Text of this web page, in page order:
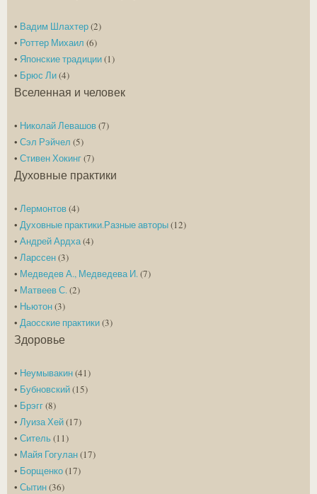
• Вадим Шлахтер(2)
• Роттер Михаил (6)
• Японские традиции(1)
• Брюс Ли(4)
Вселенная и человек
• Николай Левашов(7)
• Сэл Рэйчел (5)
• Стивен Хокинг(7)
Духовные практики
• Лермонтов(4)
• Духовные практики.Разные авторы(12)
• Андрей Ардха(4)
• Ларссен(3)
• Медведев А., Медведева И. (7)
• Матвеев С. (2)
• Ньютон(3)
• Даосские практики(3)
Здоровье
• Неумывакин(41)
• Бубновский(15)
• Брэгг(8)
• Луиза Хей(17)
• Ситель(11)
• Майя Гогулан(17)
• Борщенко(17)
• Сытин(36)